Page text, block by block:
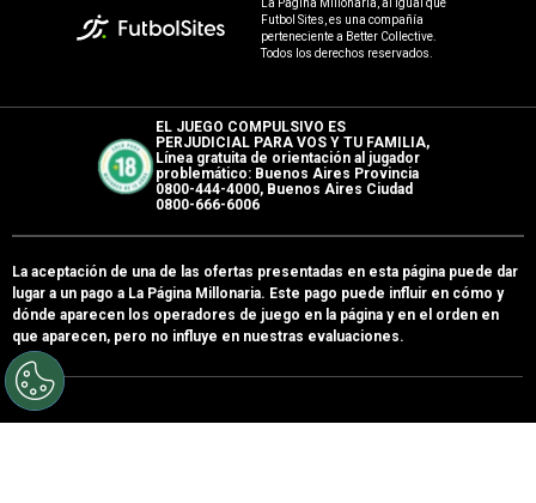
River ganó 21 partidos, empató siete y perdió ocho
River lamentó otro mal arbitraje en uno de sus
partidos válidos por el Apertura 2026.Luego de
haber sido perjudicado en el debut contra
fallos adversos por parte de Facundo Tello en
el empate frente a Rosario Central (0-0) en el
Gigante de Arroyito por la tercera fecha del
campeonato local.